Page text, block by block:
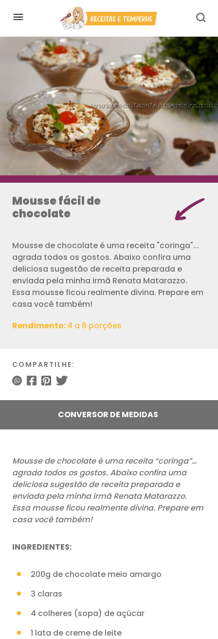
Mousse fácil de
chocolate
Mousse de chocolate é uma receita "coringa"...
agrada todos os gostos. Abaixo confira uma
deliciosa sugestão de receita preparada e
enviada pela minha irmã Renata Matarazzo.
Essa mousse ficou realmente divina. Prepare em
casa você também!
Rendimento:4 a 6 porções
COMPARTILHE:
CONVERSOR DE MEDIDAS
Mousse de chocolate é uma receita “coringa”…
agrada todos os gostos. Abaixo confira uma
deliciosa sugestão de receita preparada e
enviada pela minha irmã Renata Matarazzo.
Essa mousse ficou realmente divina. Prepare em
casa você também!
INGREDIENTES:
200g de chocolate meio amargo
3 claras
4 colheres (sopa) de açúcar
1 lata de creme de leite